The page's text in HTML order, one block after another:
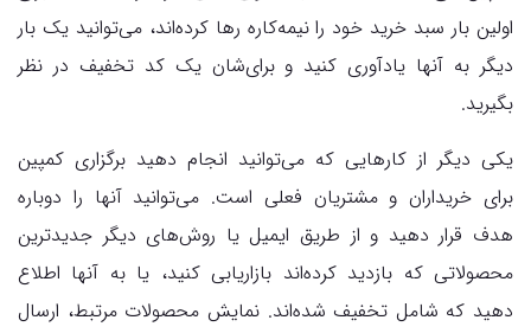
اولین بار سبد خرید خود را نیمه‌کاره رها کرده‌اند، می‌توانید یک بار
دیگر به آنها یادآوری کنید و برای‌شان یک کد تخفیف در نظر
بگیرید.
یکی دیگر از کارهایی که می‌توانید انجام دهید برگزاری کمپین
برای خریداران و مشتریان فعلی است. می‌توانید آنها را دوباره
هدف قرار دهید و از طریق ایمیل یا روش‌های دیگر جدیدترین
محصولاتی که بازدید کرده‌اند بازاریابی کنید، یا به آنها اطلاع
دهید که شامل تخفیف شده‌اند. نمایش محصولات مرتبط، ارسال